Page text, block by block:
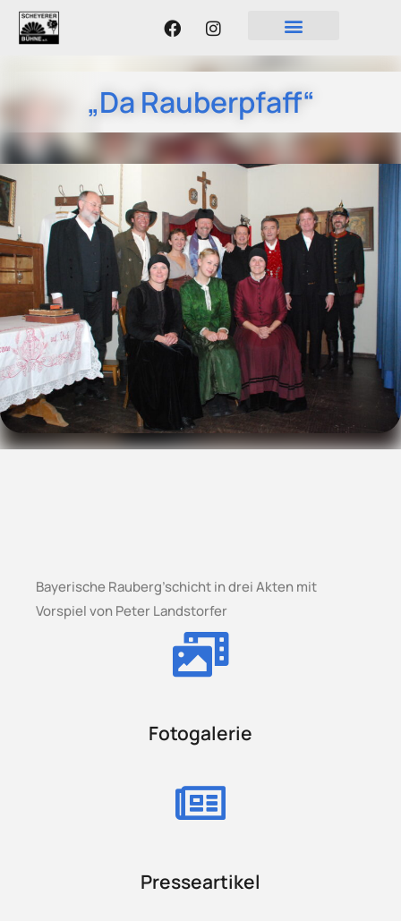
„Da Rauberpfaff“
Bayerische Rauberg’schicht in drei Akten mit
Vorspiel von Peter Landstorfer
Fotogalerie
Presseartikel